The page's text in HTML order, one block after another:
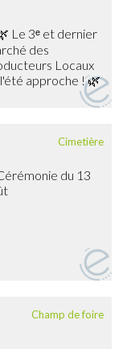
artisanaux et
du terroir !
par
et
amis et soutenir
en beauté
Cimetière
Champ de foire